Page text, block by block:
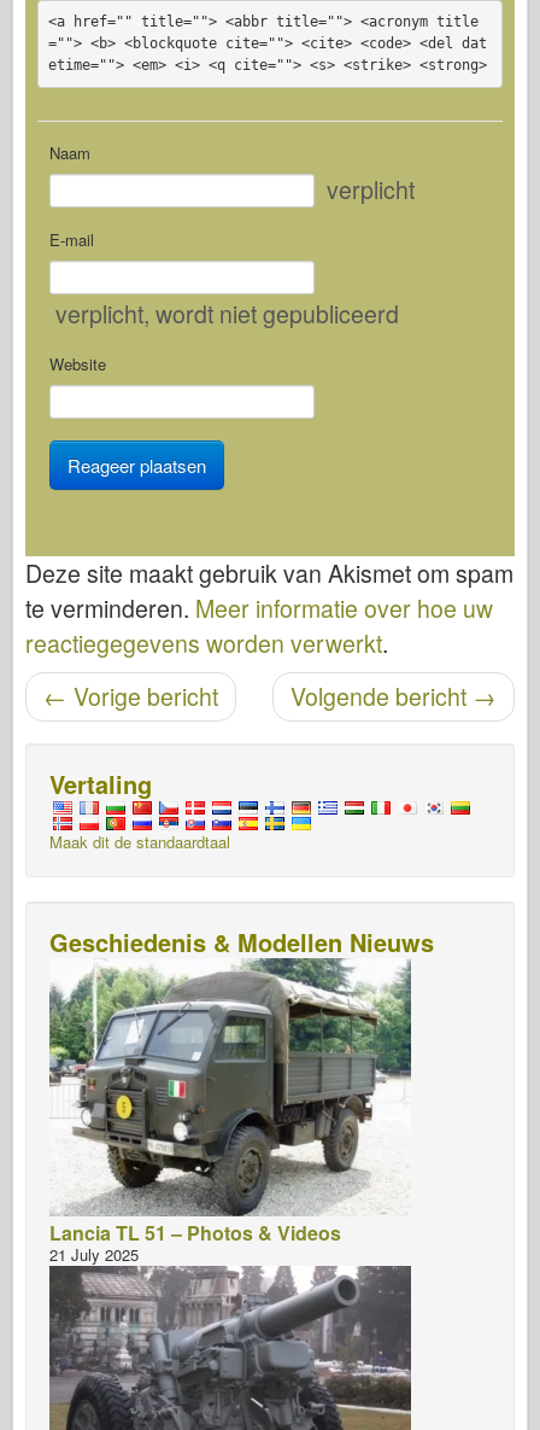
<a href="" title=""> <abbr title=""> <acronym title
=""> <b> <blockquote cite=""> <cite> <code> <del dat
etime=""> <em> <i> <q cite=""> <s> <strike> <strong>
Naam
verplicht
E-mail
verplicht, wordt niet gepubliceerd
Website
Deze site maakt gebruik van Akismet om spam
te verminderen. Meer informatie over hoe uw
reactiegegevens worden verwerkt.
Bericht navigatie Volgende bericht →
← Vorige bericht
Vertaling
Maak dit de standaardtaal
Geschiedenis & Modellen Nieuws
Lancia TL 51 – Photos & Videos
21 July 2025